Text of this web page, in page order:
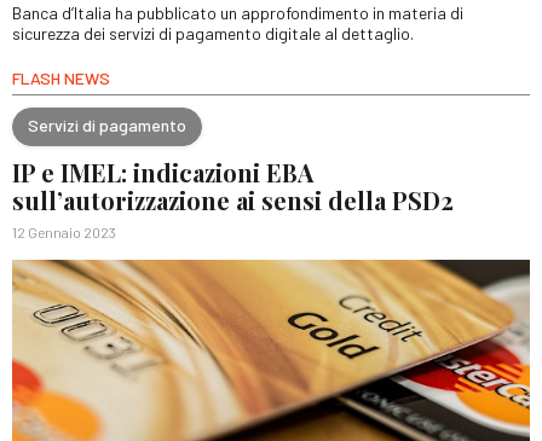
Banca d’Italia ha pubblicato un approfondimento in materia di
sicurezza dei servizi di pagamento digitale al dettaglio.
FLASH NEWS
Servizi di pagamento
IP e IMEL: indicazioni EBA
sull’autorizzazione ai sensi della PSD2
12 Gennaio 2023